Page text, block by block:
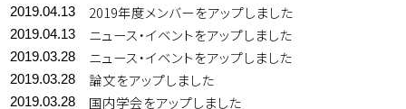
2019.04.13 2019年度メンバーをアップしました
2019.04.13 ニュース・イベントをアップしました
2019.03.28 ニュース・イベントをアップしました
2019.03.28 論文をアップしました
2019.03.28 国内学会をアップしました